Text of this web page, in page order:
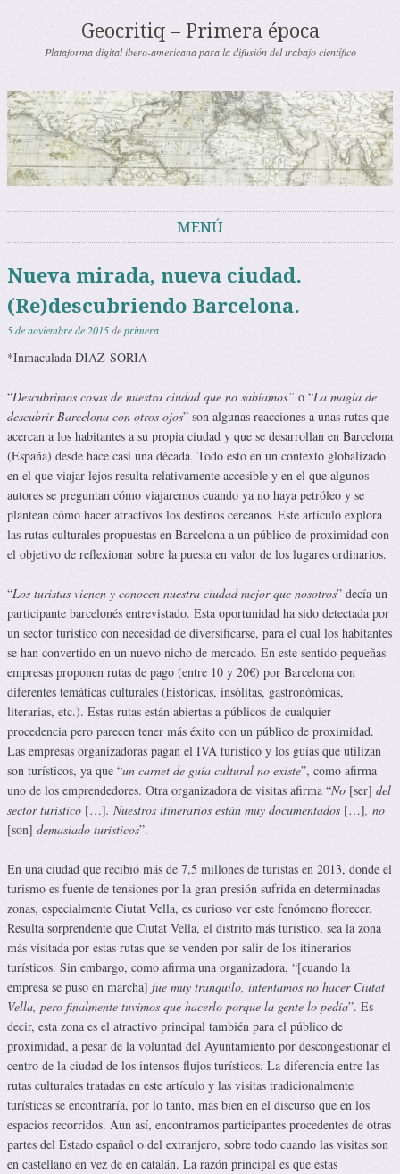
Geocritiq – Primera época
Plataforma digital ibero-americana para la difusión del trabajo científico
MENÚ
Nueva mirada, nueva ciudad.
(Re)descubriendo Barcelona.
5 de noviembre de 2015deprimera
*Inmaculada DIAZ-SORIA
“Descubrimos cosas de nuestra ciudad que no sabíamos” o “La magia de
descubrir Barcelona con otros ojos” son algunas reacciones a unas rutas que
acercan a los habitantes a su propia ciudad y que se desarrollan en Barcelona
(España) desde hace casi una década. Todo esto en un contexto globalizado
en el que viajar lejos resulta relativamente accesible y en el que algunos
autores se preguntan cómo viajaremos cuando ya no haya petróleo y se
plantean cómo hacer atractivos los destinos cercanos. Este artículo explora
las rutas culturales propuestas en Barcelona a un público de proximidad con
el objetivo de reflexionar sobre la puesta en valor de los lugares ordinarios.
“Los turistas vienen y conocen nuestra ciudad mejor que nosotros” decía un
participante barcelonés entrevistado. Esta oportunidad ha sido detectada por
un sector turístico con necesidad de diversificarse, para el cual los habitantes
se han convertido en un nuevo nicho de mercado. En este sentido pequeñas
empresas proponen rutas de pago (entre 10 y 20€) por Barcelona con
diferentes temáticas culturales (históricas, insólitas, gastronómicas,
literarias, etc.). Estas rutas están abiertas a públicos de cualquier
procedencia pero parecen tener más éxito con un público de proximidad.
Las empresas organizadoras pagan el IVA turístico y los guías que utilizan
son turísticos, ya que “un carnet de guía cultural no existe”, como afirma
uno de los emprendedores. Otra organizadora de visitas afirma “No [ser] del
sector turístico […]. Nuestros itinerarios están muy documentados […], no
[son] demasiado turísticos”.
En una ciudad que recibió más de 7,5 millones de turistas en 2013, donde el
turismo es fuente de tensiones por la gran presión sufrida en determinadas
zonas, especialmente Ciutat Vella, es curioso ver este fenómeno florecer.
Resulta sorprendente que Ciutat Vella, el distrito más turístico, sea la zona
más visitada por estas rutas que se venden por salir de los itinerarios
turísticos. Sin embargo, como afirma una organizadora, “[cuando la
empresa se puso en marcha] fue muy tranquilo, intentamos no hacer Ciutat
Vella, pero finalmente tuvimos que hacerlo porque la gente lo pedía”. Es
decir, esta zona es el atractivo principal también para el público de
proximidad, a pesar de la voluntad del Ayuntamiento por descongestionar el
centro de la ciudad de los intensos flujos turísticos. La diferencia entre las
rutas culturales tratadas en este artículo y las visitas tradicionalmente
turísticas se encontraría, por lo tanto, más bien en el discurso que en los
espacios recorridos. Aun así, encontramos participantes procedentes de otras
partes del Estado español o del extranjero, sobre todo cuando las visitas son
en castellano en vez de en catalán. La razón principal es que estas